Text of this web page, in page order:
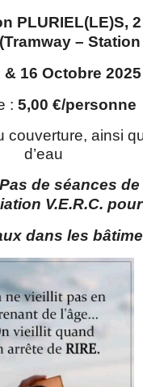
PLURIEL(LE)S,
–
16 Octobre 2025
: 5,00 €/personne
couverture, ainsi
d’eau
de séances
V.E.R.C.
dans les